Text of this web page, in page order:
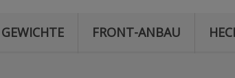
GEWICHTE FRONT-ANBAU